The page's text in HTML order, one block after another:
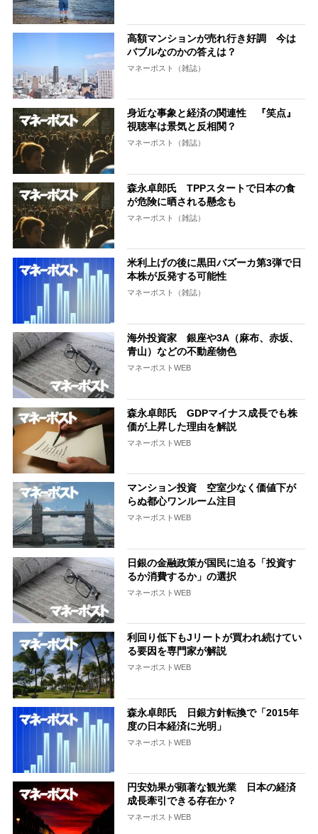
高額マンションが売れ行き好調 今は
バブルなのかの答えは？
マネーポスト（雑誌）
身近な事象と経済の関連性 『笑点』
視聴率は景気と反相関？
マネーポスト（雑誌）
森永卓郎氏 TPPスタートで日本の食
が危険に晒される懸念も
マネーポスト（雑誌）
米利上げの後に黒田バズーカ第3弾で日
本株が反発する可能性
マネーポスト（雑誌）
海外投資家 銀座や3A（麻布、赤坂、
青山）などの不動産物色
マネーポストWEB
森永卓郎氏 GDPマイナス成長でも株
価が上昇した理由を解説
マネーポストWEB
マンション投資 空室少なく価値下が
らぬ都心ワンルーム注目
マネーポストWEB
日銀の金融政策が国民に迫る「投資す
るか消費するか」の選択
マネーポストWEB
利回り低下もJリートが買われ続けてい
る要因を専門家が解説
マネーポストWEB
森永卓郎氏 日銀方針転換で「2015年
度の日本経済に光明」
マネーポストWEB
円安効果が顕著な観光業 日本の経済
成長牽引できる存在か？
マネーポストWEB